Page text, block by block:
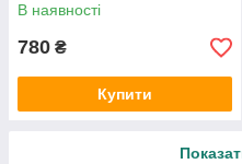
В наявності
780 ₴
Купити